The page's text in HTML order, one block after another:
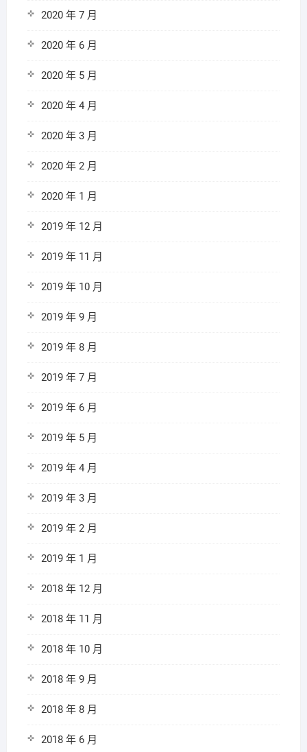
2020 年 7 月
2020 年 6 月
2020 年 5 月
2020 年 4 月
2020 年 3 月
2020 年 2 月
2020 年 1 月
2019 年 12 月
2019 年 11 月
2019 年 10 月
2019 年 9 月
2019 年 8 月
2019 年 7 月
2019 年 6 月
2019 年 5 月
2019 年 4 月
2019 年 3 月
2019 年 2 月
2019 年 1 月
2018 年 12 月
2018 年 11 月
2018 年 10 月
2018 年 9 月
2018 年 8 月
2018 年 6 月